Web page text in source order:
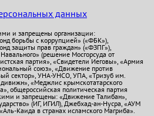
данных
и запрещены организации:
борьбы с коррупцией» («ФБК»),
защиты прав граждан» («ФЗПГ»),
(решение Мосгорсуда от
партия», «Свидетели Иеговы», «Армия
союз», «Движение против
сектор», УНА-УНСО, УПА, «Тризуб им.
«Меджлис крымскотатарского
общероссийская политическая партия
и запрещены: «Движение Талибан»,
(ИГ, ИГИЛ), Джебхад-ан-Нусра, «АУМ
Каида в странах исламского Магриба».